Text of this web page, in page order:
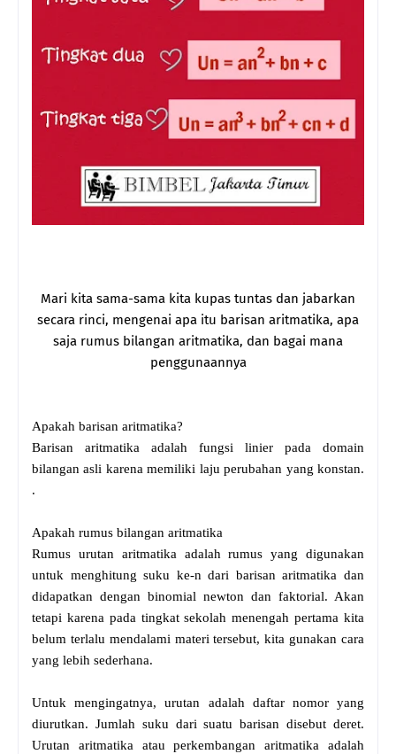
Mari kita sama-sama kita kupas tuntas dan jabarkan
secara rinci, mengenai apa itu barisan aritmatika, apa
saja rumus bilangan aritmatika, dan bagai mana
penggunaannya
Apakah barisan aritmatika?
Barisan aritmatika adalah fungsi linier pada domain
bilangan asli karena memiliki laju perubahan yang konstan.
.
Apakah rumus bilangan aritmatika
Rumus urutan aritmatika adalah rumus yang digunakan
untuk menghitung suku ke-n dari barisan aritmatika dan
didapatkan dengan binomial newton dan faktorial. Akan
tetapi karena pada tingkat sekolah menengah pertama kita
belum terlalu mendalami materi tersebut, kita gunakan cara
yang lebih sederhana.
Untuk mengingatnya, urutan adalah daftar nomor yang
diurutkan. Jumlah suku dari suatu barisan disebut deret.
Urutan aritmatika atau perkembangan aritmatika adalah